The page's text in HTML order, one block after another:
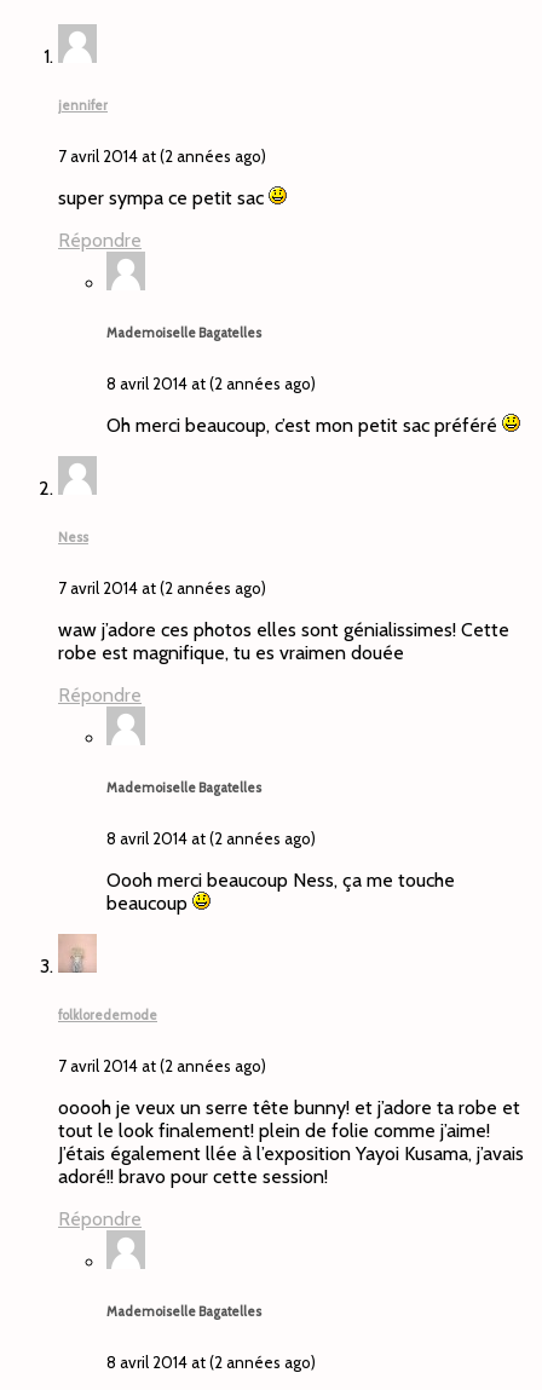
jennifer
7 avril 2014 at (2 années ago)
super sympa ce petit sac
Répondre
Mademoiselle Bagatelles
8 avril 2014 at (2 années ago)
Oh merci beaucoup, c’est mon petit sac préféré
Ness
7 avril 2014 at (2 années ago)
waw j’adore ces photos elles sont génialissimes! Cette
robe est magnifique, tu es vraimen douée
Répondre
Mademoiselle Bagatelles
8 avril 2014 at (2 années ago)
Oooh merci beaucoup Ness, ça me touche
beaucoup
folkloredemode
7 avril 2014 at (2 années ago)
ooooh je veux un serre tête bunny! et j’adore ta robe et
tout le look finalement! plein de folie comme j’aime!
J’étais également llée à l’exposition Yayoi Kusama, j’avais
adoré!! bravo pour cette session!
Répondre
Mademoiselle Bagatelles
8 avril 2014 at (2 années ago)